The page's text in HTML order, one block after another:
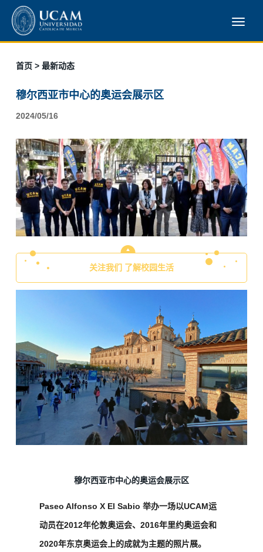
首页 > 最新动态
穆尔西亚市中心的奥运会展示区
2024/05/16
关注我们 了解校园生活
穆尔西亚市中心的奥运会展示区
Paseo Alfonso X El Sabio 举办一场以UCAM运
动员在2012年伦敦奥运会、2016年里约奥运会和
2020年东京奥运会上的成就为主题的照片展。